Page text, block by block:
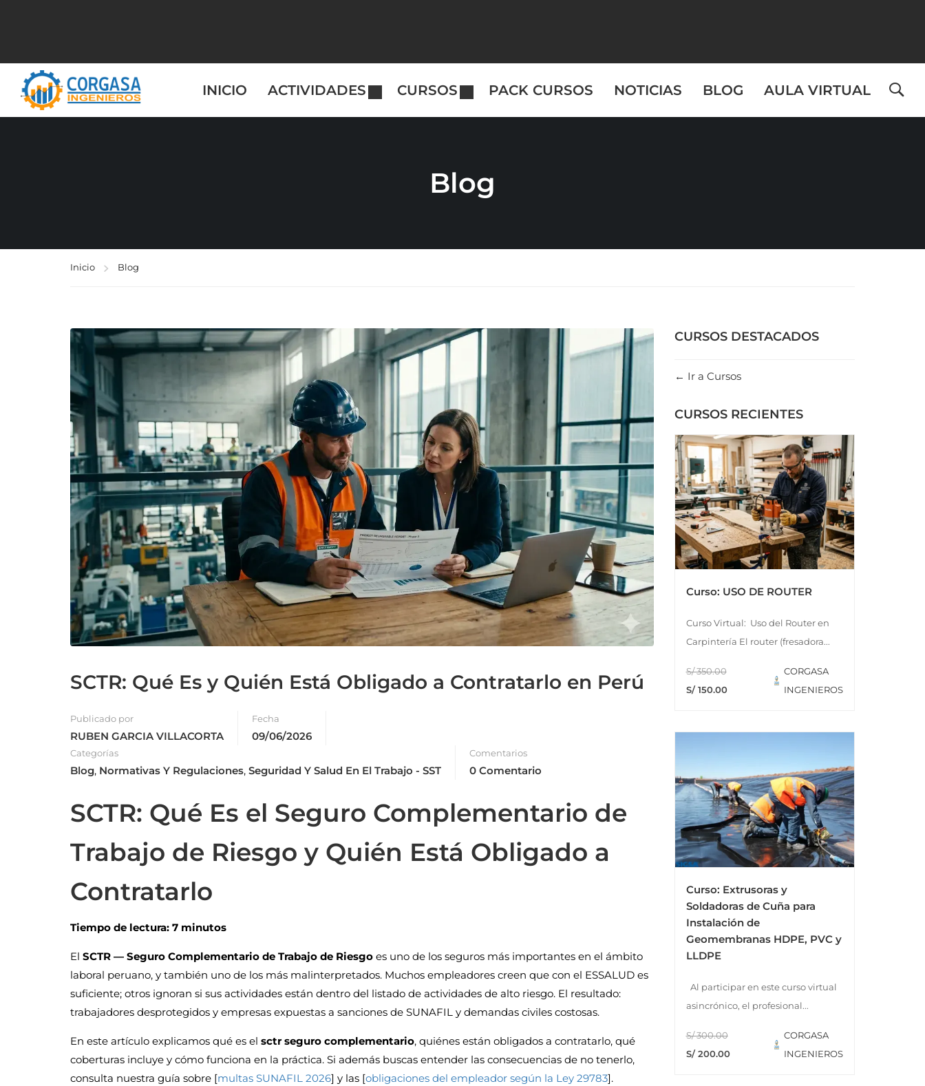
INICIO ACTIVIDADES CURSOS PACK CURSOS NOTICIAS BLOG AULA VIRTUAL
Blog
Inicio Blog
SCTR: Qué Es y Quién Está Obligado a Contratarlo en Perú
Publicado por
RUBEN GARCIA VILLACORTA
Fecha
09/06/2026
Categorías
Blog, Normativas Y Regulaciones, Seguridad Y Salud En El Trabajo - SST
Comentarios
0 Comentario
SCTR: Qué Es el Seguro Complementario de
Trabajo de Riesgo y Quién Está Obligado a
Contratarlo
Tiempo de lectura: 7 minutos
El SCTR — Seguro Complementario de Trabajo de Riesgo es uno de los seguros más importantes en el ámbito
laboral peruano, y también uno de los más malinterpretados. Muchos empleadores creen que con el ESSALUD es
suficiente; otros ignoran si sus actividades están dentro del listado de actividades de alto riesgo. El resultado:
trabajadores desprotegidos y empresas expuestas a sanciones de SUNAFIL y demandas civiles costosas.
En este artículo explicamos qué es el sctr seguro complementario, quiénes están obligados a contratarlo, qué
coberturas incluye y cómo funciona en la práctica. Si además buscas entender las consecuencias de no tenerlo,
consulta nuestra guía sobre [multas SUNAFIL 2026] y las [obligaciones del empleador según la Ley 29783].
CURSOS DESTACADOS
Ir a Cursos
CURSOS RECIENTES
Curso: USO DE ROUTER
Curso Virtual: Uso del Router en
Carpintería El router (fresadora...
S/ 350.00
S/ 150.00
CORGASA
INGENIEROS
Curso: Extrusoras y
Soldadoras de Cuña para
Instalación de
Geomembranas HDPE, PVC y
LLDPE
Al participar en este curso virtual
asincrónico, el profesional...
S/ 300.00
S/ 200.00
CORGASA
INGENIEROS